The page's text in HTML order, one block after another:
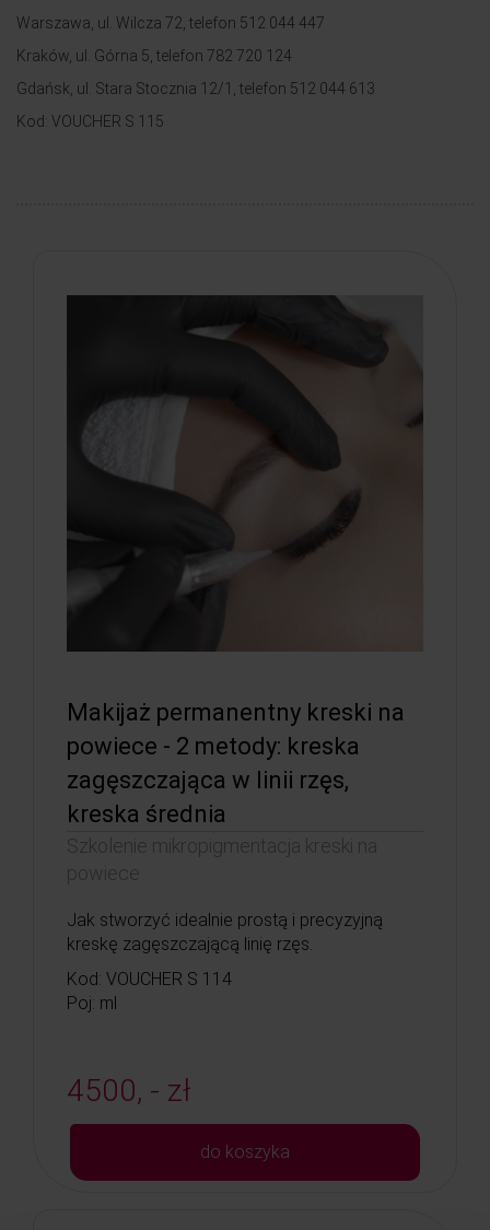
Warszawa, ul. Wilcza 72, telefon 512 044 447
Kraków, ul. Górna 5, telefon 782 720 124
Gdańsk, ul. Stara Stocznia 12/1, telefon 512 044 613
Kod: VOUCHER S 115
Makijaż permanentny kreski na
powiece - 2 metody: kreska
zagęszczająca w linii rzęs,
kreska średnia
Szkolenie mikropigmentacja kreski na
powiece
Jak stworzyć idealnie prostą i precyzyjną
kreskę zagęszczającą linię rzęs.
Kod: VOUCHER S 114
Poj: ml
4500, - zł
do koszyka